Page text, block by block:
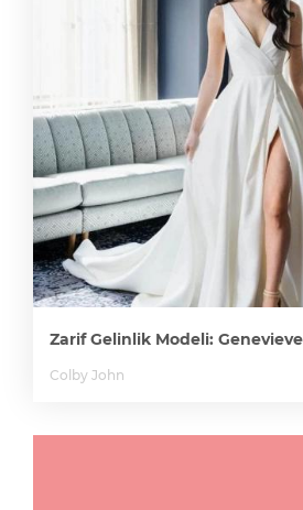
Zarif Gelinlik Modeli: Genevieve
Colby John